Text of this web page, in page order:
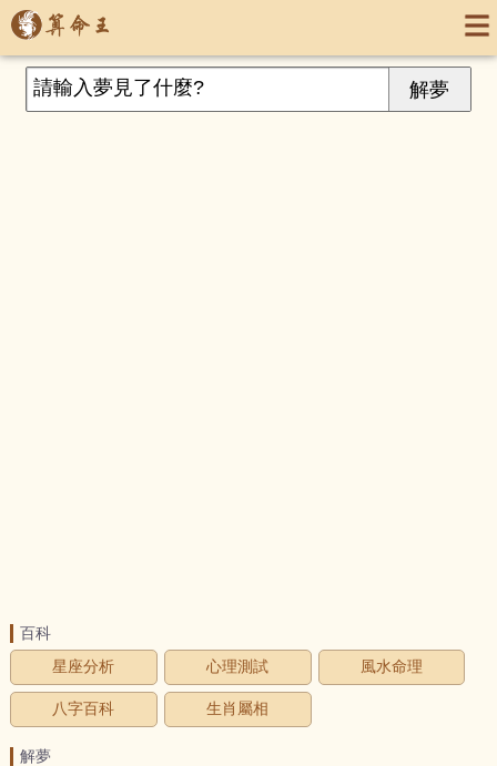
百科
星座分析
心理測試 風水命理
八字百科 生肖屬相
解夢